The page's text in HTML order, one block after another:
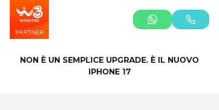
NON È UN SEMPLICE UPGRADE. È IL NUOVO
IPHONE 17